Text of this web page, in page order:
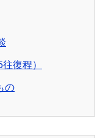
復程）
の